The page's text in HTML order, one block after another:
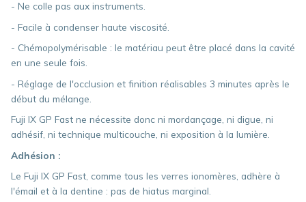
- Ne colle pas aux instruments.
- Facile à condenser haute viscosité.
- Chémopolymérisable : le matériau peut être placé dans la cavité
en une seule fois.
- Réglage de l'occlusion et finition réalisables 3 minutes après le
début du mélange.
Fuji IX GP Fast ne nécessite donc ni mordançage, ni digue, ni
adhésif, ni technique multicouche, ni exposition à la lumière.
Adhésion :
Le Fuji IX GP Fast, comme tous les verres ionomères, adhère à
l'émail et à la dentine : pas de hiatus marginal.